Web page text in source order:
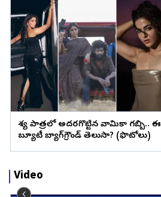
వేశ్య పాత్రలో అదరగొట్టిన వామికా గబ్బి.. ఈ
బ్యూటీ బ్యాగ్‌గ్రౌండ్‌ తెలుసా? (ఫొటోలు)
Video